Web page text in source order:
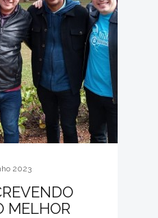
2023
MELHOR